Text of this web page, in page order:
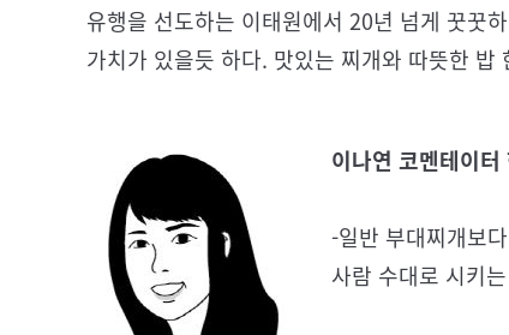
유행을 선도하는 이태원에서 20년 넘게 꿋꿋
가치가 있을듯 하다. 맛있는 찌개와 따뜻한
이나연 코멘테이터
-일반 부대찌개보
사람 수대로 시키